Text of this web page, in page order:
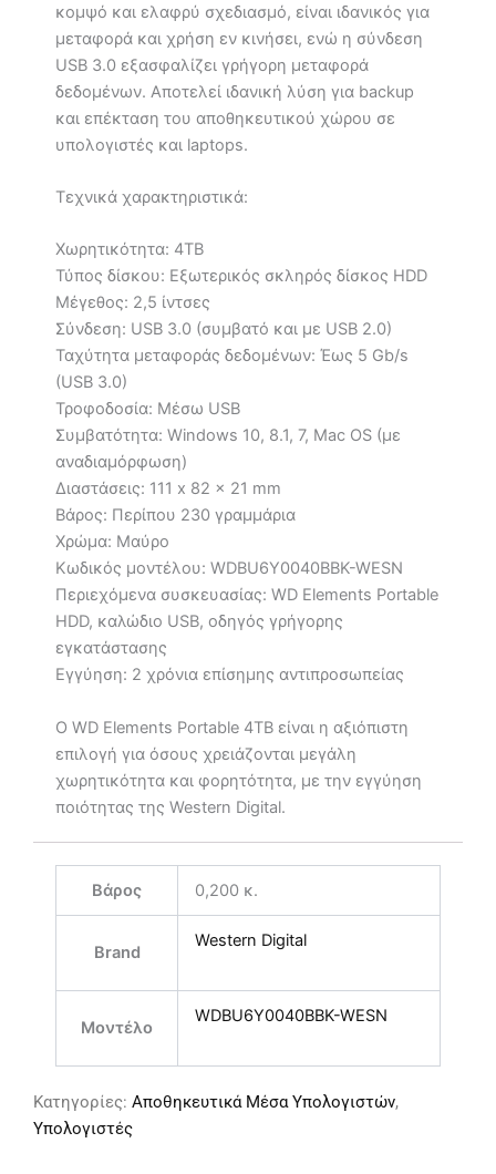
κομψό και ελαφρύ σχεδιασμό, είναι ιδανικός για
μεταφορά και χρήση εν κινήσει, ενώ η σύνδεση
USB 3.0 εξασφαλίζει γρήγορη μεταφορά
δεδομένων. Αποτελεί ιδανική λύση για backup
και επέκταση του αποθηκευτικού χώρου σε
υπολογιστές και laptops.
Τεχνικά χαρακτηριστικά:
Χωρητικότητα: 4TB
Τύπος δίσκου: Εξωτερικός σκληρός δίσκος HDD
Μέγεθος: 2,5 ίντσες
Σύνδεση: USB 3.0 (συμβατό και με USB 2.0)
Ταχύτητα μεταφοράς δεδομένων: Έως 5 Gb/s
(USB 3.0)
Τροφοδοσία: Μέσω USB
Συμβατότητα: Windows 10, 8.1, 7, Mac OS (με
αναδιαμόρφωση)
Διαστάσεις: 111 x 82 x 21 mm
Βάρος: Περίπου 230 γραμμάρια
Χρώμα: Μαύρο
Κωδικός μοντέλου: WDBU6Y0040BBK-WESN
Περιεχόμενα συσκευασίας: WD Elements Portable
HDD, καλώδιο USB, οδηγός γρήγορης
εγκατάστασης
Εγγύηση: 2 χρόνια επίσημης αντιπροσωπείας
Ο WD Elements Portable 4TB είναι η αξιόπιστη
επιλογή για όσους χρειάζονται μεγάλη
χωρητικότητα και φορητότητα, με την εγγύηση
ποιότητας της Western Digital.
Βάρος 0,200 κ.
Brand
Western Digital
Μοντέλο
WDBU6Y0040BBK-WESN
Κατηγορίες: Αποθηκευτικά Μέσα Υπολογιστών,
Υπολογιστές